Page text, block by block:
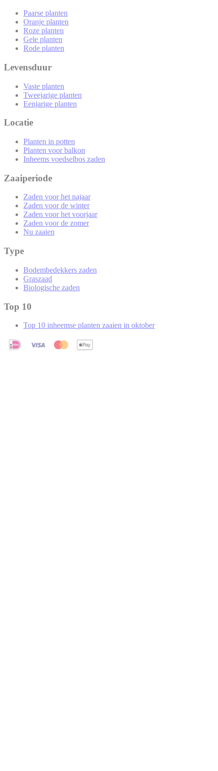
Paarse planten
Oranje planten
Roze planten
Gele planten
Rode planten
Levensduur
Vaste planten
Tweejarige planten
Eenjarige planten
Locatie
Planten in potten
Planten voor balkon
Inheems voedselbos zaden
Zaaiperiode
Zaden voor het najaar
Zaden voor de winter
Zaden voor het voorjaar
Zaden voor de zomer
Nu zaaien
Type
Bodembedekkers zaden
Graszaad
Biologische zaden
Top 10
Top 10 inheemse planten zaaien in oktober